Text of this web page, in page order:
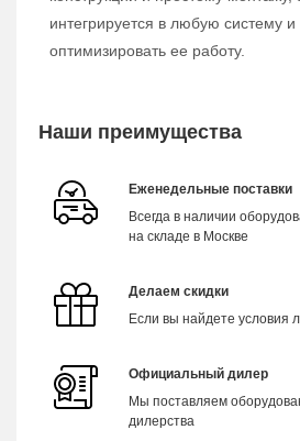
интегрируется в любую систему и
оптимизировать ее работу.
Наши преимущества
Еженедельные поставки
Всегда в наличии
на складе в Москве
Делаем скидки
Если вы найдете условия
Официальный дилер
Мы поставляем
дилерства